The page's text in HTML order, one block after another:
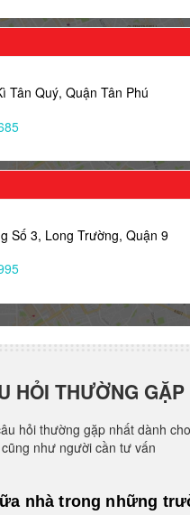
Tân Quý, Quận Tân Phú
Số 3, Long Trường, Quận 9
HỎI THƯỜNG GẶP
hỏi thường gặp nhất dành
cũng như người cần tư vấn
nhà trong những